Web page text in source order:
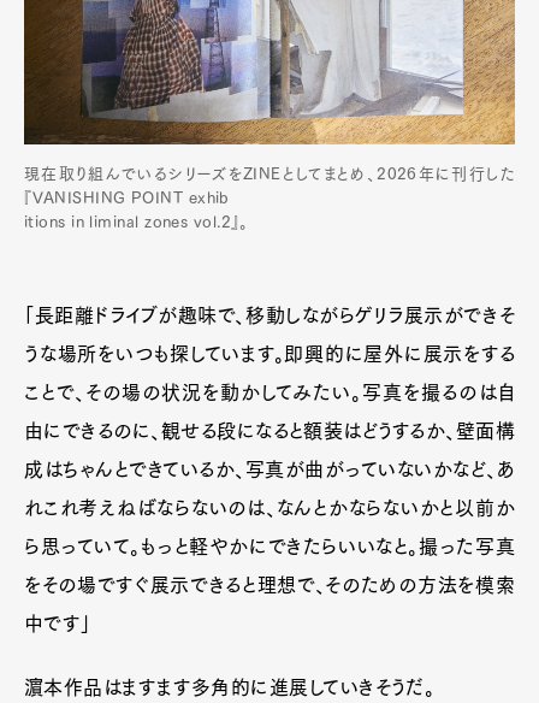
現在取り組んでいるシリーズをZINEとしてまとめ、2026年に刊行した
『VANISHING POINT exhib
itions in liminal zones vol.2』。
「長距離ドライブが趣味で、移動しながらゲリラ展示ができそ
うな場所をいつも探しています。即興的に屋外に展示をする
ことで、その場の状況を動かしてみたい。写真を撮るのは自
由にできるのに、観せる段になると額装はどうするか、壁面構
成はちゃんとできているか、写真が曲がっていないかなど、あ
れこれ考えねばならないのは、なんとかならないかと以前か
ら思っていて。もっと軽やかにできたらいいなと。撮った写真
をその場ですぐ展示できると理想で、そのための方法を模索
中です」
濵本作品はますます多角的に進展していきそうだ。